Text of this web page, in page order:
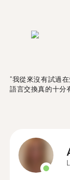
"我從來沒有試過
語言交換真的十分